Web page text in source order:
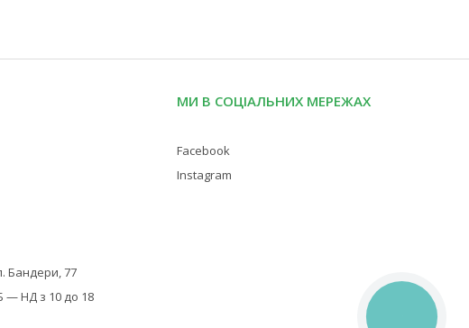
Бандери, 77
— НД з 10 до 18
МИ В СОЦІАЛЬНИХ МЕРЕЖАХ
Facebook
Instagram